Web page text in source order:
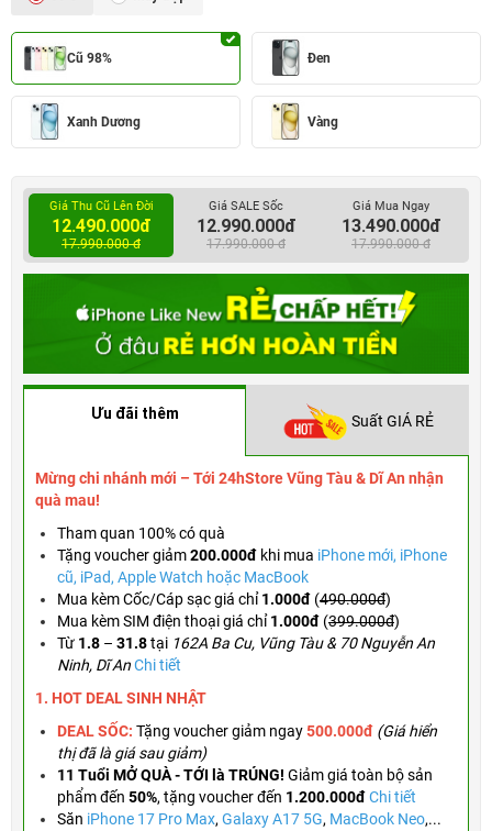
Cũ 98% Đen
Xanh Dương Vàng
Giá Thu Cũ Lên Đời
12.490.000đ
17.990.000 đ
Giá SALE Sốc
12.990.000đ
17.990.000 đ
Giá Mua Ngay
13.490.000đ
17.990.000 đ
Ưu đãi thêm Suất GIÁ RẺ
Mừng chi nhánh mới – Tới 24hStore Vũng Tàu & Dĩ An nhận
quà mau!
Tham quan 100% có quà
Tặng vouchergiảm200.000đ khi mua iPhone mới, iPhone
cũ, iPad, Apple Watch hoặc MacBook
Mua kèm Cốc/Cáp sạc giá chỉ1.000đ (490.000đ)
Mua kèm SIM điện thoại giá chỉ1.000đ (399.000đ)
Từ 1.8 – 31.8tại 162A Ba Cu, Vũng Tàu & 70 Nguyễn An
Ninh, Dĩ AnChi tiết
1. HOT DEAL SINH NHẬT
DEAL SỐC: Tặng voucher giảm ngay500.000đ (Giá hiển
thị đã là giá sau giảm)
11 Tuổi MỞ QUÀ - TỚI là TRÚNG! Giảm giá toàn bộ sản
phẩm đến 50%,tặng voucher đến 1.200.000đChi tiết
Săn iPhone 17 Pro Max,Galaxy A17 5G, MacBook Neo,...